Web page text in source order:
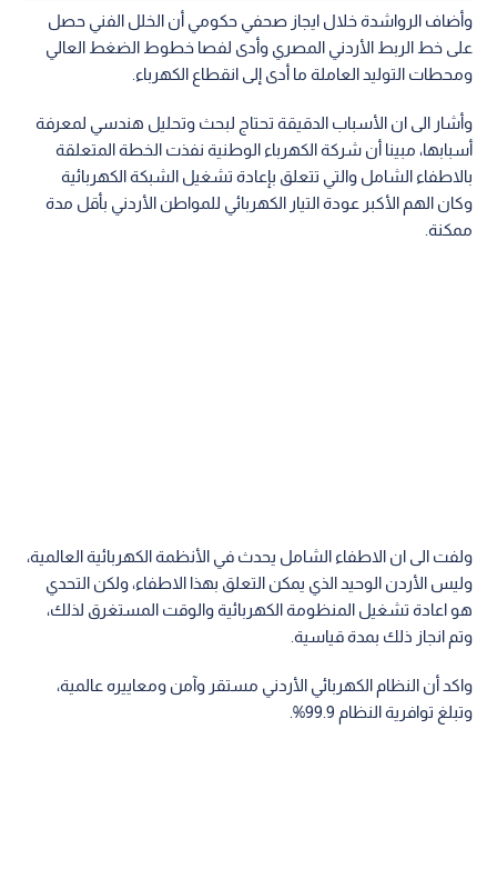
وأضاف الرواشدة خلال ايجاز صحفي حكومي أن الخلل الفني حصل
على خط الربط الأردني المصري وأدى لفصا خطوط الضغط العالي
ومحطات التوليد العاملة ما أدى إلى انقطاع الكهرباء.
وأشار الى ان الأسباب الدقيقة تحتاج لبحث وتحليل هندسي لمعرفة
أسبابها، مبينا أن شركة الكهرباء الوطنية نفذت الخطة المتعلقة
بالاطفاء الشامل والتي تتعلق بإعادة تشغيل الشبكة الكهربائية
وكان الهم الأكبر عودة التيار الكهربائي للمواطن الأردني بأقل مدة
ممكنة.
ولفت الى ان الاطفاء الشامل يحدث في الأنظمة الكهربائية العالمية،
وليس الأردن الوحيد الذي يمكن التعلق بهذا الاطفاء، ولكن التحدي
هو اعادة تشغيل المنظومة الكهربائية والوقت المستغرق لذلك،
وتم انجاز ذلك بمدة قياسية.
واكد أن النظام الكهربائي الأردني مستقر وآمن ومعاييره عالمية،
وتبلغ توافرية النظام 99.9%.